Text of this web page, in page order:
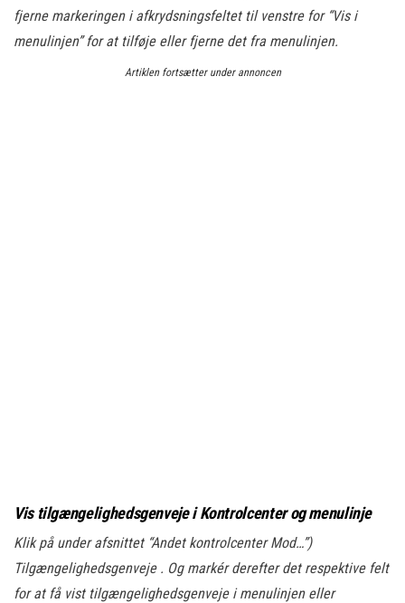
fjerne markeringen i afkrydsningsfeltet til venstre for “Vis i
menulinjen” for at tilføje eller fjerne det fra menulinjen.
Artiklen fortsætter under annoncen
Vis tilgængelighedsgenveje i Kontrolcenter og menulinje
Klik på under afsnittet “Andet kontrolcenter Mod…”)
Tilgængelighedsgenveje . Og markér derefter det respektive felt
for at få vist tilgængelighedsgenveje i menulinjen eller